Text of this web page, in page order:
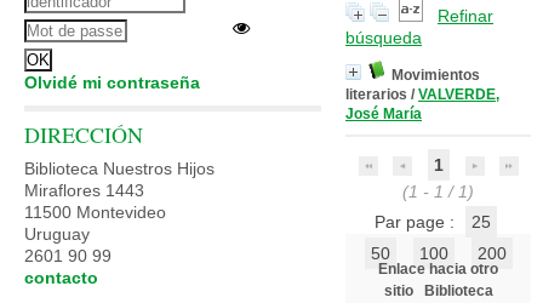
Refinar
búsqueda
Movimientos
literarios / VALVERDE,
José María
1
(1 - 1 / 1)
Par page :
25
50
100 200
Enlace hacia otro
sitio
Biblioteca
Olvidé mi contraseña
DIRECCIÓN
Biblioteca Nuestros Hijos
Miraflores 1443
11500 Montevideo
Uruguay
2601 90 99
contacto